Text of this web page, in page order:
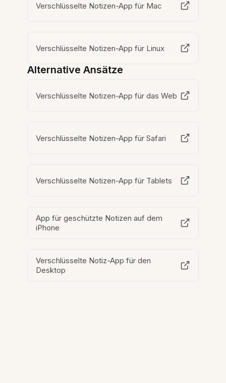
Verschlüsselte Notizen-App für Mac
Verschlüsselte Notizen-App für Linux
Alternative Ansätze
Verschlüsselte Notizen-App für das Web
Verschlüsselte Notizen-App für Safari
Verschlüsselte Notizen-App für Tablets
App für geschützte Notizen auf dem
iPhone
Verschlüsselte Notiz-App für den
Desktop